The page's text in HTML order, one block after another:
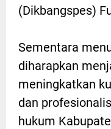
(Dikbangspes)
Sementara
diharapkan
meningkatkan
dan
hukum